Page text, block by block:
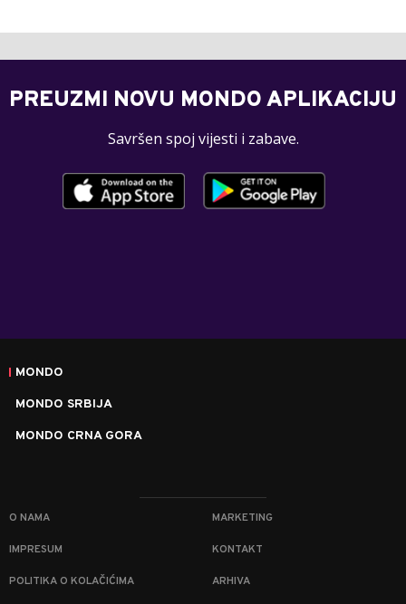
PREUZMI NOVU MONDO APLIKACIJU
Savršen spoj vijesti i zabave.
MONDO
MONDO SRBIJA
MONDO CRNA GORA
O NAMA MARKETING
IMPRESUM KONTAKT
POLITIKA O KOLAČIĆIMA ARHIVA